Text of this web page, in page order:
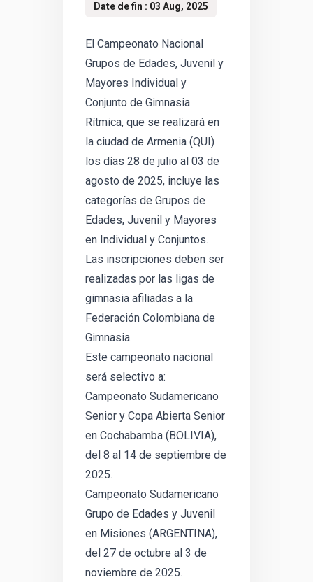
Date de fin : 03 Aug, 2025
El Campeonato Nacional
Grupos de Edades, Juvenil y
Mayores Individual y
Conjunto de Gimnasia
Rítmica, que se realizará en
la ciudad de Armenia (QUI)
los días 28 de julio al 03 de
agosto de 2025, incluye las
categorías de Grupos de
Edades, Juvenil y Mayores
en Individual y Conjuntos.
Las inscripciones deben ser
realizadas por las ligas de
gimnasia afiliadas a la
Federación Colombiana de
Gimnasia.
Este campeonato nacional
será selectivo a:
Campeonato Sudamericano
Senior y Copa Abierta Senior
en Cochabamba (BOLIVIA),
del 8 al 14 de septiembre de
2025.
Campeonato Sudamericano
Grupo de Edades y Juvenil
en Misiones (ARGENTINA),
del 27 de octubre al 3 de
noviembre de 2025.